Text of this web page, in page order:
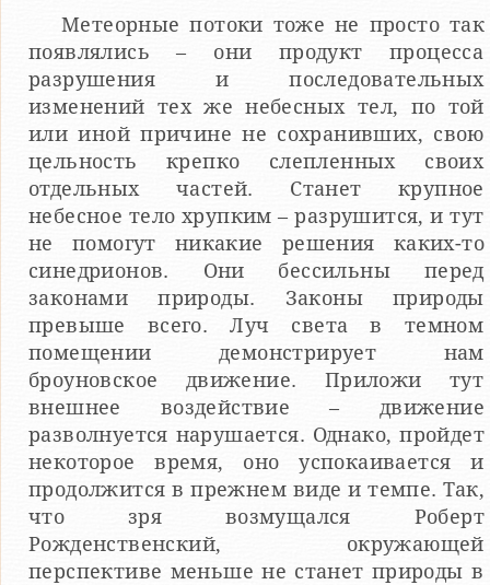
Метеорные потоки тоже не просто так
появлялись – они продукт процесса
разрушения и последовательных
изменений тех же небесных тел, по той
или иной причине не сохранивших, свою
цельность крепко слепленных своих
отдельных частей. Станет крупное
небесное тело хрупким – разрушится, и тут
не помогут никакие решения каких-то
синедрионов. Они бессильны перед
законами природы. Законы природы
превыше всего. Луч света в темном
помещении демонстрирует нам
броуновское движение. Приложи тут
внешнее воздействие – движение
разволнуется нарушается. Однако, пройдет
некоторое время, оно успокаивается и
продолжится в прежнем виде и темпе. Так,
что зря возмущался Роберт
Рожденственский, окружающей
перспективе меньше не станет природы в